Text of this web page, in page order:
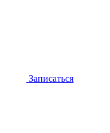
Записаться